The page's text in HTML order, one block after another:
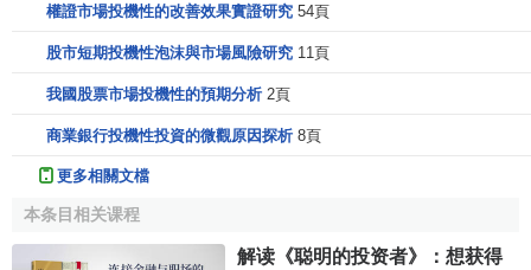
權證市場投機性的改善效果實證研究 54頁
股市短期投機性泡沫與市場風險研究 11頁
我國股票市場投機性的預期分析 2頁
商業銀行投機性投資的微觀原因探析 8頁
更多相關文檔
本条目相关课程
解读《聪明的投资者》：想获得